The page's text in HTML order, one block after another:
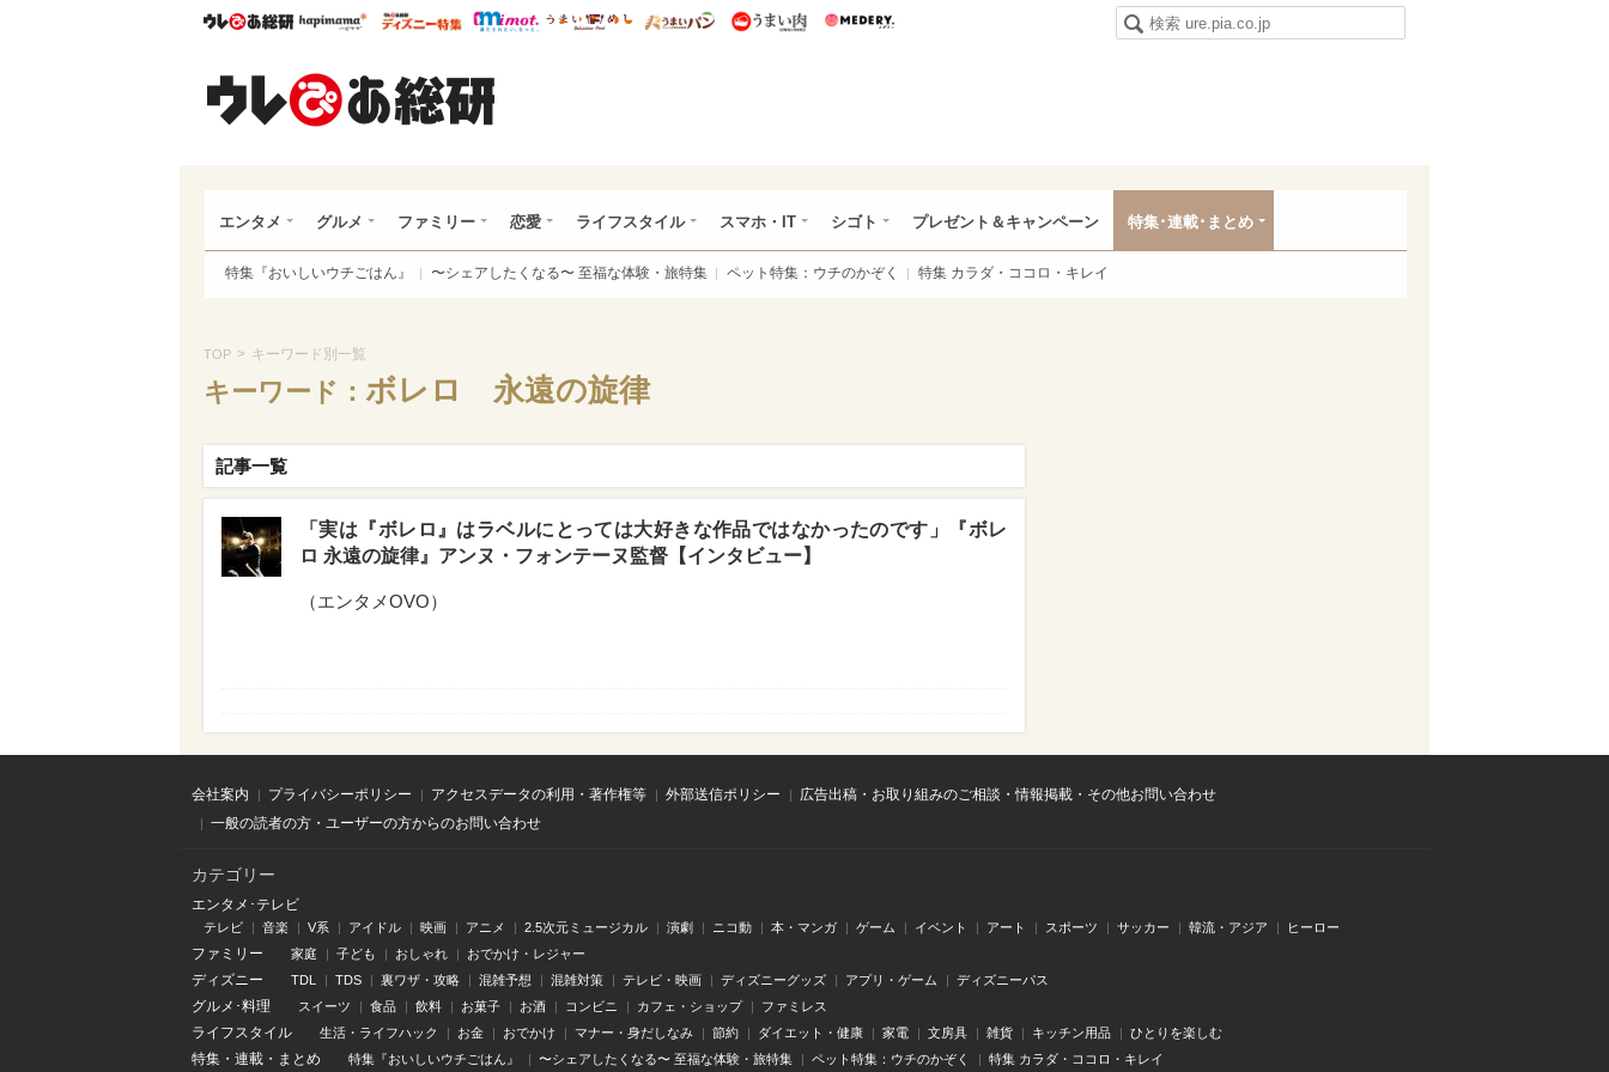
ウレぴあ総研ハピママ* ウレぴあ総研 ディズニー特集
mimot. うまいめし うまいパン うまい肉
エンタメ グルメ ファミリー 恋愛 ライフスタイル スマホ・IT シゴト プレゼント＆キャンペーン 特集･連載･まとめ
特集『おいしいウチごはん』 〜シェアしたくなる〜 至福な体験・旅特集 ペット特集：ウチのかぞく 特集 カラダ・ココロ・キレイ
TOP > キーワード別一覧
キーワード： ボレロ 永遠の旋律
記事一覧
「実は『ボレロ』はラベルにとっては大好きな作品ではなかったのです」『ボレ
ロ 永遠の旋律』アンヌ・フォンテーヌ監督【インタビュー】
（エンタメOVO）
会社案内 プライバシーポリシー アクセスデータの利用・著作権等 外部送信ポリシー
広告出稿・お取り組みのご相談・情報掲載・その他お問い合わせ
一般の読者の方・ユーザーの方からのお問い合わせ
カテゴリー
エンタメ･テレビ
テレビ 音楽 V系 アイドル 映画 アニメ 2.5次元ミュージカル 演劇 ニコ動 本・マンガ ゲーム イベント アート スポーツ サッカー 韓流・アジア ヒーロー
ファミリー 家庭 子ども おしゃれ おでかけ・レジャー
ディズニー TDL TDS 裏ワザ・攻略 混雑予想 混雑対策 テレビ・映画 ディズニーグッズ アプリ・ゲーム ディズニーパス
グルメ･料理 スイーツ 食品 飲料 お菓子 お酒 コンビニ カフェ・ショップ ファミレス
ライフスタイル 生活・ライフハック お金 おでかけ マナー・身だしなみ 節約 ダイエット・健康 家電 文房具 雑貨 キッチン用品 ひとりを楽しむ
特集 ・ 連載 ・ まとめ 特集『おいしいウチごはん』 〜シェアしたくなる〜 至福な体験・旅特集 ペット特集：ウチのかぞく 特集 カラダ・ココロ・キレイ